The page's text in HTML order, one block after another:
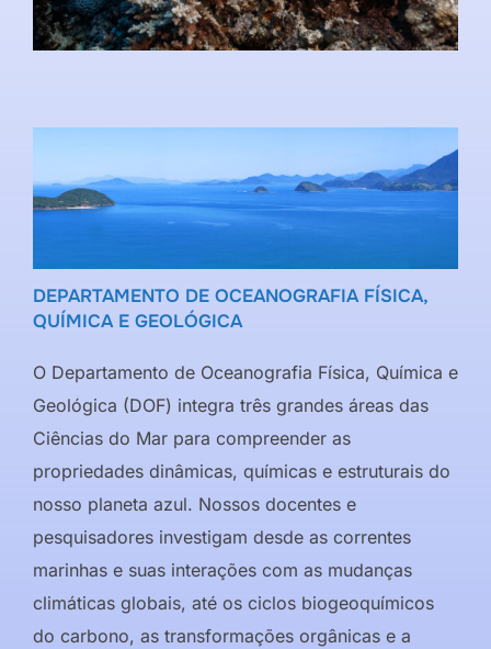
DEPARTAMENTO DE OCEANOGRAFIA FÍSICA,
QUÍMICA E GEOLÓGICA
O Departamento de Oceanografia Física, Química e
Geológica (DOF) integra três grandes áreas das
Ciências do Mar para compreender as
propriedades dinâmicas, químicas e estruturais do
nosso planeta azul. Nossos docentes e
pesquisadores investigam desde as correntes
marinhas e suas interações com as mudanças
climáticas globais, até os ciclos biogeoquímicos
do carbono, as transformações orgânicas e a